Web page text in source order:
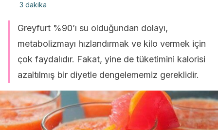
3 dakika
Greyfurt %90’ı su olduğundan dolayı,
metabolizmayı hızlandırmak ve kilo vermek için
çok faydalıdır. Fakat, yine de tüketimini kalorisi
azaltılmış bir diyetle dengelememiz gereklidir.